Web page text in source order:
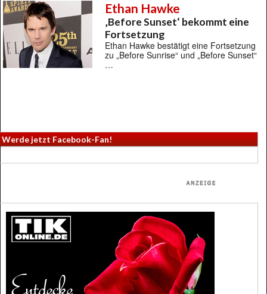
Ethan Hawke
‚Before Sunset‘ bekommt eine
Fortsetzung
Ethan Hawke bestätigt eine Fortsetzung
zu „Before Sunrise“ und „Before Sunset“
…
Werde jetzt Facebook-Fan!